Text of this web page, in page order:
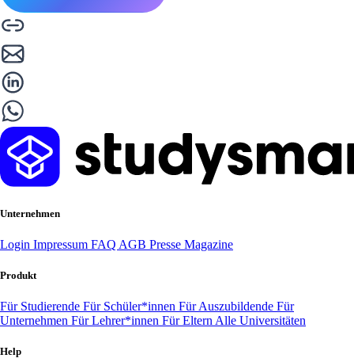
Unternehmen
Login Impressum FAQ AGB Presse Magazine
Produkt
Für Studierende Für Schüler*innen Für Auszubildende Für
Unternehmen Für Lehrer*innen Für Eltern Alle Universitäten
Help